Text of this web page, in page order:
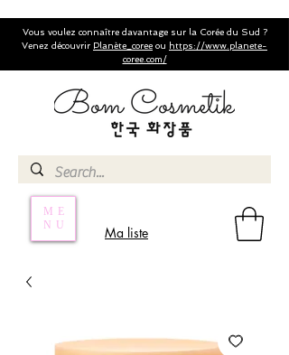
ME
NU
Ma liste
Vous voulez connaître davantage sur la Corée du Sud ?
Venez découvrir Planète_coree ou https://www.planete-
coree.com/